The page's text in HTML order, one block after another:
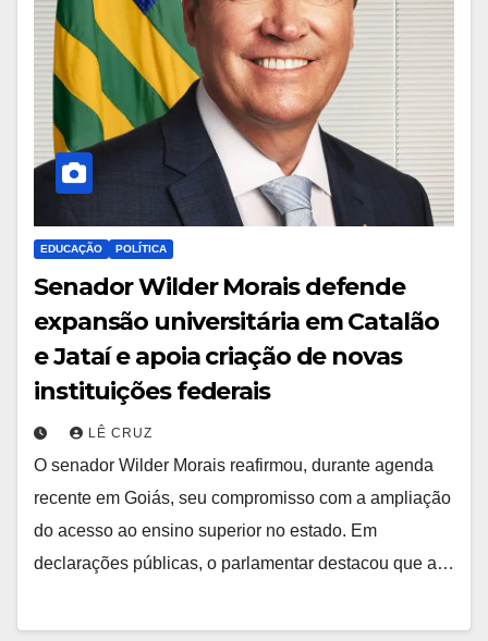
EDUCAÇÃO POLÍTICA
Senador Wilder Morais defende
expansão universitária em Catalão
e Jataí e apoia criação de novas
instituições federais
LÊ CRUZ
O senador Wilder Morais reafirmou, durante agenda
recente em Goiás, seu compromisso com a ampliação
do acesso ao ensino superior no estado. Em
declarações públicas, o parlamentar destacou que a…